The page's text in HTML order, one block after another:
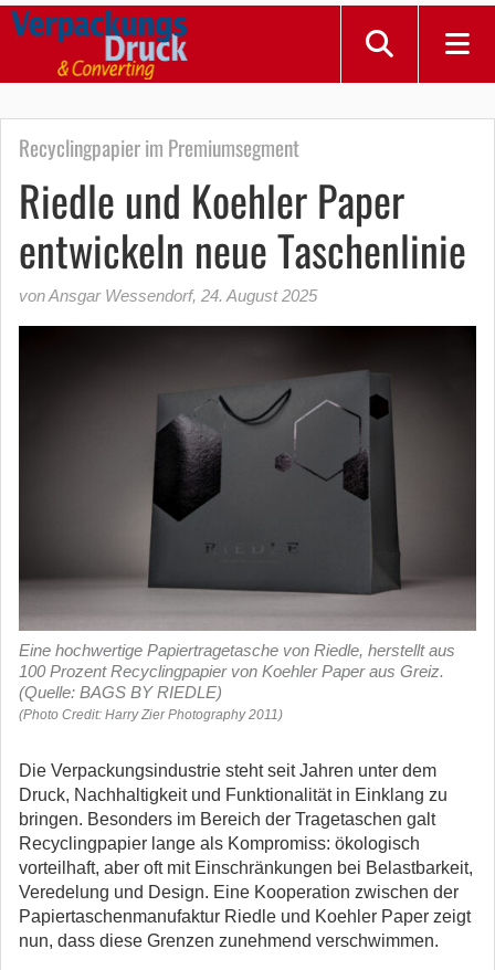
Recyclingpapier im Premiumsegment
Riedle und Koehler Paper
entwickeln neue Taschenlinie
von Ansgar Wessendorf, 24. August 2025
Eine hochwertige Papiertragetasche von Riedle, herstellt aus
100 Prozent Recyclingpapier von Koehler Paper aus Greiz.
(Quelle: BAGS BY RIEDLE)
(Photo Credit: Harry Zier Photography 2011)
Die Verpackungsindustrie steht seit Jahren unter dem
Druck, Nachhaltigkeit und Funktionalität in Einklang zu
bringen. Besonders im Bereich der Tragetaschen galt
Recyclingpapier lange als Kompromiss: ökologisch
vorteilhaft, aber oft mit Einschränkungen bei Belastbarkeit,
Veredelung und Design. Eine Kooperation zwischen der
Papiertaschenmanufaktur Riedle und Koehler Paper zeigt
nun, dass diese Grenzen zunehmend verschwimmen.